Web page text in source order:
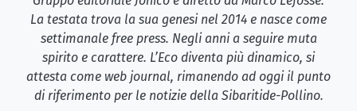
La testata trova la sua genesi nel 2014 e nasce come
settimanale free press. Negli anni a seguire muta
spirito e carattere. L’Eco diventa più dinamico, si
attesta come web journal, rimanendo ad oggi il punto
di riferimento per le notizie della Sibaritide-Pollino.